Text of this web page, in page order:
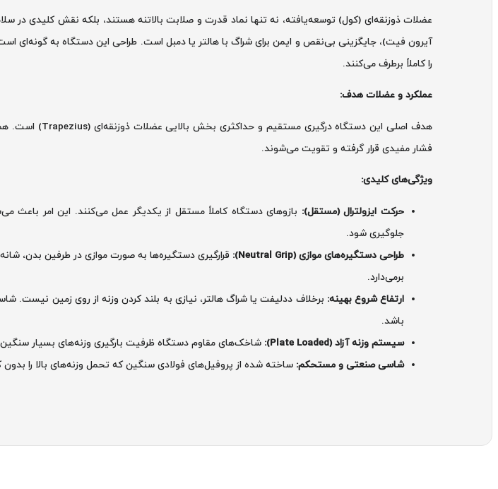
عضلات ذوزنقه‌ای (کول) توسعه‌یافته، نه تنها نماد قدرت و صلابت بالاتنه هستند، بلکه نقش کلیدی در
آیرون فیت)، جایگزینی بی‌نقص و ایمن برای شراگ با هالتر یا دمبل است. طراحی این دستگاه به گونه‌ای
را کاملاً برطرف می‌کنند.
عملکرد و عضلات هدف:
فشار مفیدی قرار گرفته و تقویت می‌شوند.
ویژگی‌های کلیدی:
حرکت ایزولترال (مستقل): بازوهای دستگاه کاملاً مستقل از یکدیگر عمل می‌کنند. این امر
جلوگیری شود.
طراحی دستگیره‌های موازی (Neutral Grip):
قرارگیری دستگیره‌ها به صورت موازی در طرفین بدن،
برمی‌دارد.
ارتفاع شروع بهینه: برخلاف ددلیفت یا شراگ هالتر، نیازی به بلند کردن وزنه از روی زمین
باشد.
سیستم وزنه آزاد (Plate Loaded):
شاخک‌های مقاوم دستگاه ظرفیت بارگیری وزنه‌های بسیار سنگین را
شاسی صنعتی و مستحکم: ساخته شده از پروفیل‌های فولادی سنگین که تحمل وزنه‌های بالا را